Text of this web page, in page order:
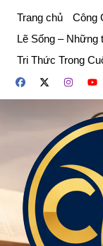
phần
dung
Trang chủ
Công
Lẽ Sống – Những
Tri Thức Trong